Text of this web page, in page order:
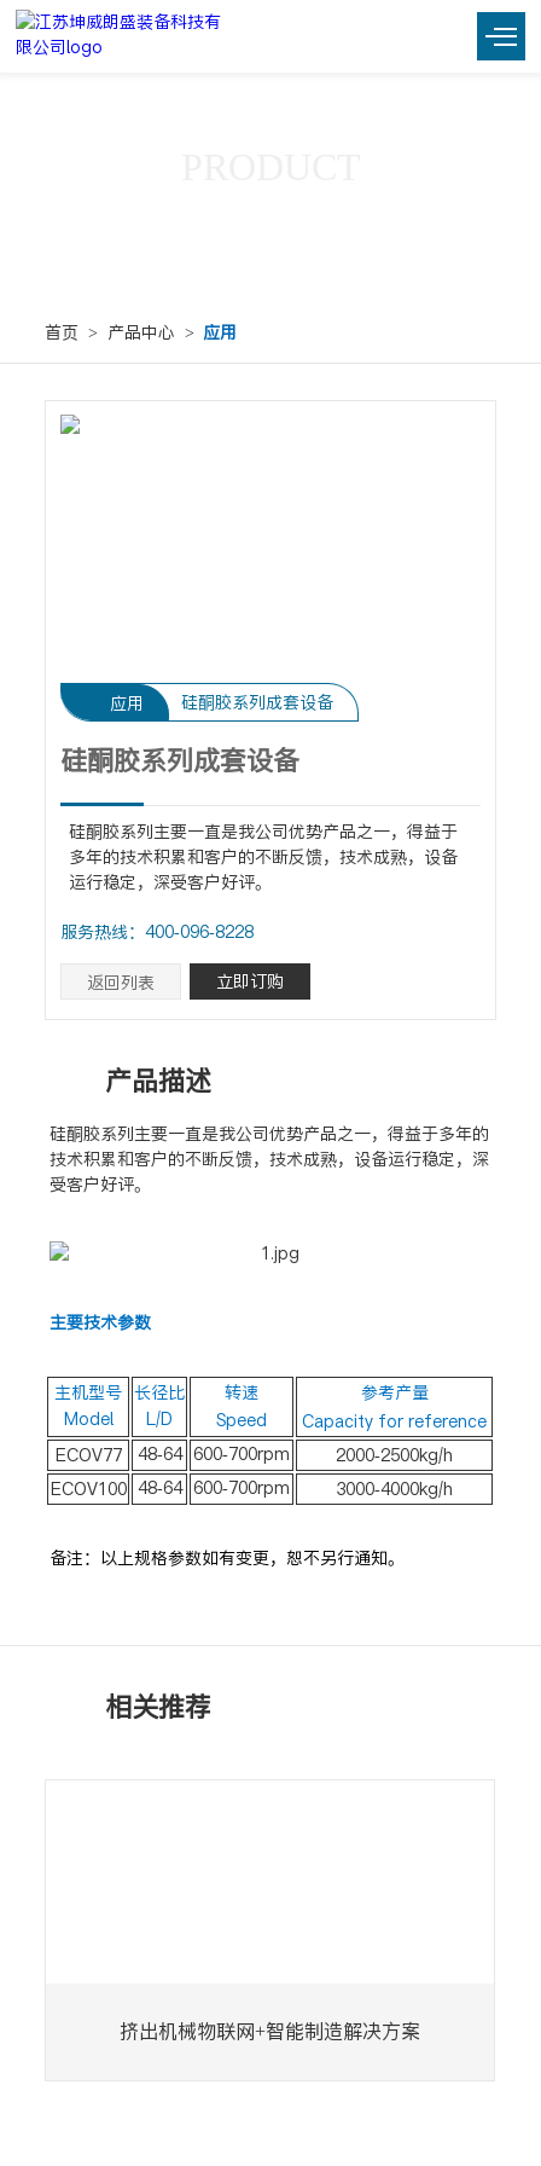
首页 > 产品中心 > 应用
应用 硅酮胶系列成套设备
硅酮胶系列成套设备
硅酮胶系列主要一直是我公司优势产品之一，得益于
多年的技术积累和客户的不断反馈，技术成熟，设备
运行稳定，深受客户好评。
服务热线：400-096-8228
返回列表 立即订购
产品描述
硅酮胶系列主要一直是我公司优势产品之一，得益于多年的
技术积累和客户的不断反馈，技术成熟，设备运行稳定，深
受客户好评。
主要技术参数
主机型号
Model
长径比
L/D
转速
Speed
参考产量
Capacity for reference
ECOV77
48-64 600-700rpm
2000-2500kg/h
ECOV100 48-64 600-700rpm 3000-4000kg/h
备注：以上规格参数如有变更，恕不另行通知。
相关推荐
挤出机械物联网+智能制造解决方案